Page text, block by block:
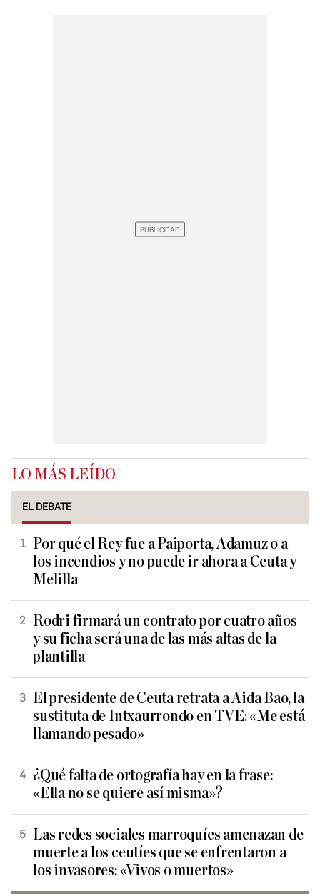
LO MÁS LEÍDO
EL DEBATE
Por qué el Rey fue a Paiporta, Adamuz o a
los incendios y no puede ir ahora a Ceuta y
Melilla
Rodri firmará un contrato por cuatro años
y su ficha será una de las más altas de la
plantilla
El presidente de Ceuta retrata a Aida Bao, la
sustituta de Intxaurrondo en TVE: «Me está
llamando pesado»
¿Qué falta de ortografía hay en la frase:
«Ella no se quiere así misma»?
Las redes sociales marroquíes amenazan de
muerte a los ceutíes que se enfrentaron a
los invasores: «Vivos o muertos»